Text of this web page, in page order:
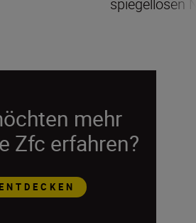
spiegellosen
mehr
Zfc erfahren?
ENTDECKEN